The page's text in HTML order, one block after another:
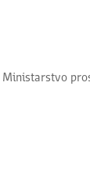
Ministarstvo